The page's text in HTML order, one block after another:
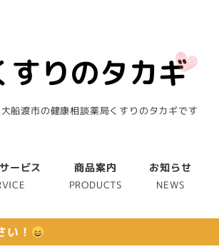
船渡市の健康相談薬局くすりのタカギです
ービス 商品案内
PRODUCTS
お知らせ
NEWS
い！